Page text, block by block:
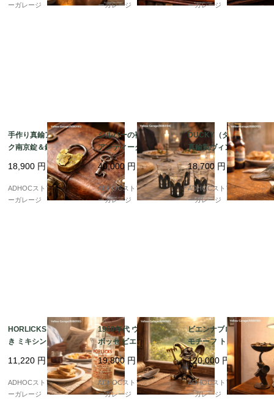
ーガレージ
ーガレージ
ーガレージ
手作り真鍮アンティー
ク南京錠＆鍵セット
（4.5cm）– 時代を感
じる重厚な鍵
18,900 円
ADHOCストア・イエロ
ーガレージ
シルバーの袴をまとう
アンティークグラス 4
客セット（高さ8cm）
40,000 円
ADHOCストア・イエロ
ーガレージ
DUCKY（ダッキー）
真鍮製ヴィンテージ・
ボトルオープナー｜KI
RBY, BEARD & Co. パ
リ
18,700 円
ADHOCストア・イエロ
ーガレージ
HORLICKS マドラー付
き ミキシンググラス ?
英国で生まれた、栄養
ドリンクのための実用
ガラス ?
11,220 円
ADHOCストア・イエロ
ーガレージ
1960年代 ウォルター・
ボッセ ビエンナブロン
ズ ノーム（園芸用具欠
品） ? ミニマル造形が
際立つオリジナル真鍮
フィギュア ?
19,800 円
ADHOCストア・イエロ
ーガレージ
ビエンナブロンズ ゾウ
モチーフ トレイ付き置
物 — 鼻で支えるトレイ
が愛らしい、ウィーン
工芸のユーモラスな小
品 —
120,000 円
ADHOCストア・イエロ
ーガレージ